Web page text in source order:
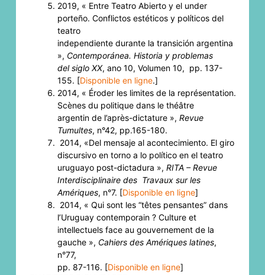
2019, « Entre Teatro Abierto y el under
porteño. Conflictos estéticos y políticos del
teatro
independiente durante la transición argentina
», Contemporánea. Historia y problemas
del siglo XX, ano 10, Volumen 10, pp. 137-
155. [Disponible en ligne.]
2014, « Éroder les limites de la représentation.
Scènes du politique dans le théâtre
argentin de l’après-dictature », Revue
Tumultes, n°42, pp.165-180.
2014, «Del mensaje al acontecimiento. El giro
discursivo en torno a lo político en el teatro
uruguayo post-dictadura », RITA – Revue
Interdisciplinaire des Travaux sur les
Amériques, n°7. [Disponible en ligne]
2014, « Qui sont les “têtes pensantes” dans
l’Uruguay contemporain ? Culture et
intellectuels face au gouvernement de la
gauche », Cahiers des Amériques latines,
n°77,
pp. 87-116. [Disponible en ligne]